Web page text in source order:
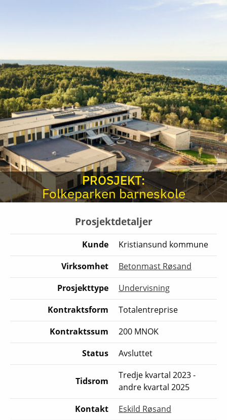
PROSJEKT:
Folkeparken barneskole
Prosjektdetaljer
Kunde
Kristiansund kommune
Virksomhet
Betonmast Røsand
Prosjekttype
Undervisning
Kontraktsform
Totalentreprise
Kontraktssum
200 MNOK
Status
Avsluttet
Tidsrom
Tredje kvartal 2023 -
andre kvartal 2025
Kontakt
Eskild Røsand